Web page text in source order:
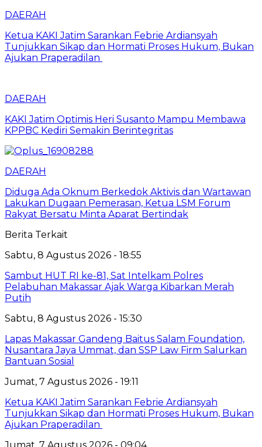
DAERAH
Ketua KAKI Jatim Sarankan Febrie Ardiansyah
Tunjukkan Sikap dan Hormati Proses Hukum, Bukan
Ajukan Praperadilan
DAERAH
KAKI Jatim Optimis Heri Susanto Mampu Membawa
KPPBC Kediri Semakin Berintegritas
DAERAH
Diduga Ada Oknum Berkedok Aktivis dan Wartawan
Lakukan Dugaan Pemerasan, Ketua LSM Forum
Rakyat Bersatu Minta Aparat Bertindak
Berita Terkait
Sabtu, 8 Agustus 2026 - 18:55
Sambut HUT RI ke-81, Sat Intelkam Polres
Pelabuhan Makassar Ajak Warga Kibarkan Merah
Putih
Sabtu, 8 Agustus 2026 - 15:30
Lapas Makassar Gandeng Baitus Salam Foundation,
Nusantara Jaya Ummat, dan SSP Law Firm Salurkan
Bantuan Sosial
Jumat, 7 Agustus 2026 - 19:11
Ketua KAKI Jatim Sarankan Febrie Ardiansyah
Tunjukkan Sikap dan Hormati Proses Hukum, Bukan
Ajukan Praperadilan